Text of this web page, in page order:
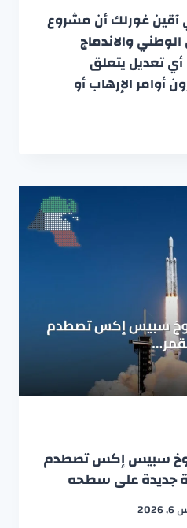
آقين غورلك أن مشروع
والاندماج
تعديل يتعلق
أوامر الإرهاب أو
سبيس إكس تصطدم
جديدة على سطحه